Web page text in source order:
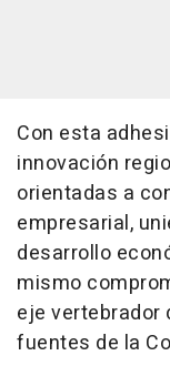
Con esta
innovación
orientadas a
empresarial,
desarrollo
mismo
eje vertebrador
fuentes de la